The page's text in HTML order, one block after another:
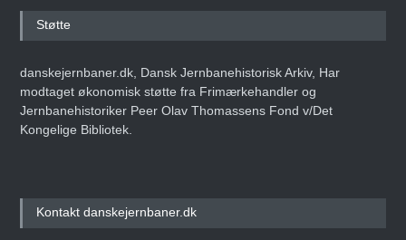
Støtte
danskejernbaner.dk, Dansk Jernbanehistorisk Arkiv, Har
modtaget økonomisk støtte fra Frimærkehandler og
Jernbanehistoriker Peer Olav Thomassens Fond v/Det
Kongelige Bibliotek.
Kontakt danskejernbaner.dk